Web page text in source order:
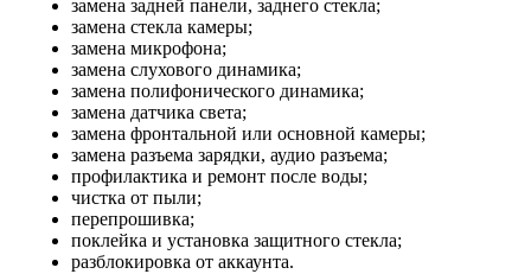
замена задней панели, заднего стекла;
замена стекла камеры;
замена микрофона;
замена слухового динамика;
замена полифонического динамика;
замена датчика света;
замена фронтальной или основной камеры;
замена разъема зарядки, аудио разъема;
профилактика и ремонт после воды;
чистка от пыли;
перепрошивка;
поклейка и установка защитного стекла;
разблокировка от аккаунта.